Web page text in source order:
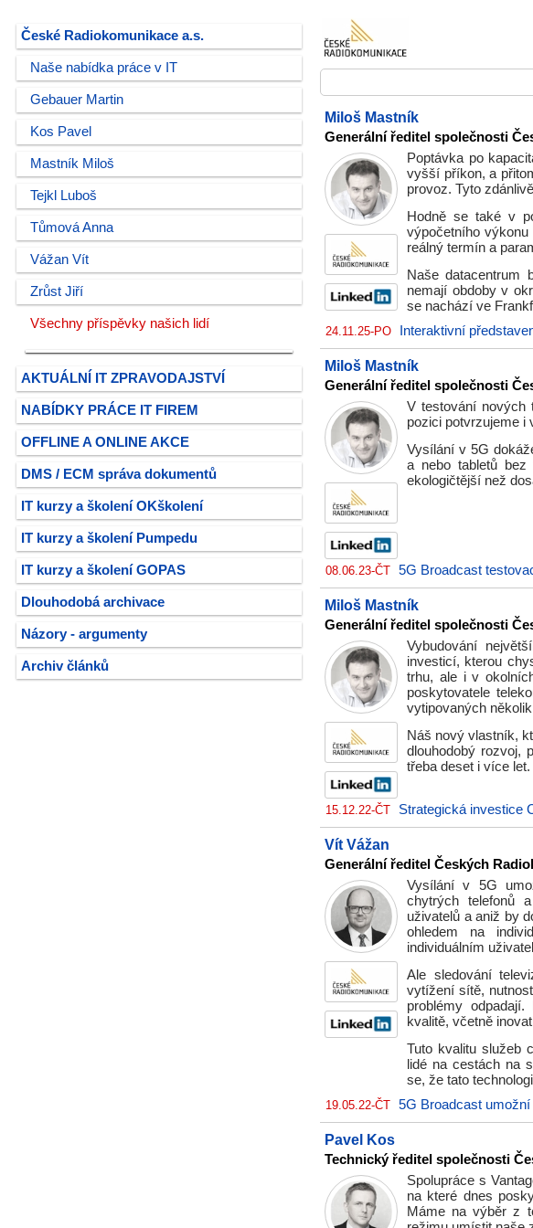
České Radiokomunikace a.s.
Naše nabídka práce v IT
Gebauer Martin
Kos Pavel
Mastník Miloš
Tejkl Luboš
Tůmová Anna
Vážan Vít
Zrůst Jiří
Všechny příspěvky našich lidí
AKTUÁLNÍ IT ZPRAVODAJSTVÍ
NABÍDKY PRÁCE IT FIREM
OFFLINE A ONLINE AKCE
DMS / ECM správa dokumentů
IT kurzy a školení OKškolení
IT kurzy a školení Pumpedu
IT kurzy a školení GOPAS
Dlouhodobá archivace
Názory - argumenty
Archiv článků
Miloš Mastník
Generální ředitel společnosti
Poptávka po
vyšší příkon, a
provoz. Tyto
Hodně se také v
výpočetního
reálný termín a
Naše datacentrum
nemají obdoby v
se nachází ve
24.11.25-PO Interaktivní
Miloš Mastník
Generální ředitel společnosti
V testování nových
pozici potvrzujeme i
Vysílání v 5G
a nebo tabletů bez
ekologičtější než
08.06.23-ČT 5G Broadcast
Miloš Mastník
Generální ředitel společnosti
Vybudování
investicí, kterou
trhu, ale i v
poskytovatele
vytipovaných
Náš nový vlastník,
dlouhodobý rozvoj,
třeba deset i více let.
15.12.22-ČT Strategická investice
Vít Vážan
Generální ředitel Českých
Vysílání v 5G
chytrých telefonů
uživatelů a aniž by
ohledem na
individuálním
Ale sledování
vytížení sítě,
problémy
kvalitě, včetně
Tuto kvalitu služeb
lidé na cestách na
se, že tato
19.05.22-ČT 5G Broadcast
Pavel Kos
Technický ředitel společnosti
Spolupráce s
na které dnes
Máme na výběr z